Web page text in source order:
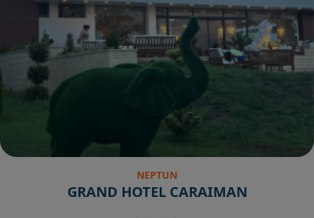
NEPTUN
GRAND HOTEL CARAIMAN